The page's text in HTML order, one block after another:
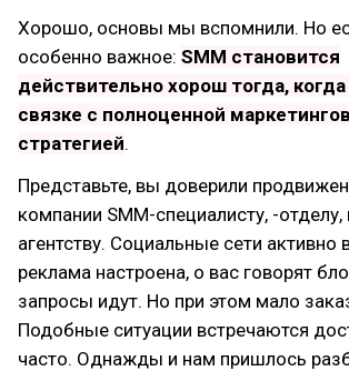
Хорошо, основы мы вспомнили. Но
особенно важное: SMM становится
действительно хорош тогда,
связке с полноценной
стратегией.
Представьте, вы доверили
компании SMM-специалисту, -
агентству. Социальные сети активно
реклама настроена, о вас говорят
запросы идут. Но при этом мало
Подобные ситуации встречаются
часто. Однажды и нам пришлось